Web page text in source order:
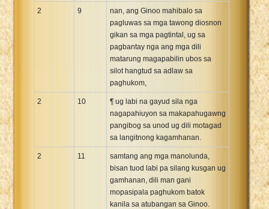
2 9
nan, ang Ginoo mahibalo sa
pagluwas sa mga tawong diosnon
gikan sa mga pagtintal, ug sa
pagbantay nga ang mga dili
matarung magapabilin ubos sa
silot hangtud sa adlaw sa
paghukom,
2 10
¶ ug labi na gayud sila nga
nagapahiuyon sa makapahugawng
pangibog sa unod ug dili motagad
sa langitnong kagamhanan.
2 11
samtang ang mga manolunda,
bisan tuod labi pa silang kusgan ug
gamhanan, dili man gani
mopasipala paghukom batok
kanila sa atubangan sa Ginoo.